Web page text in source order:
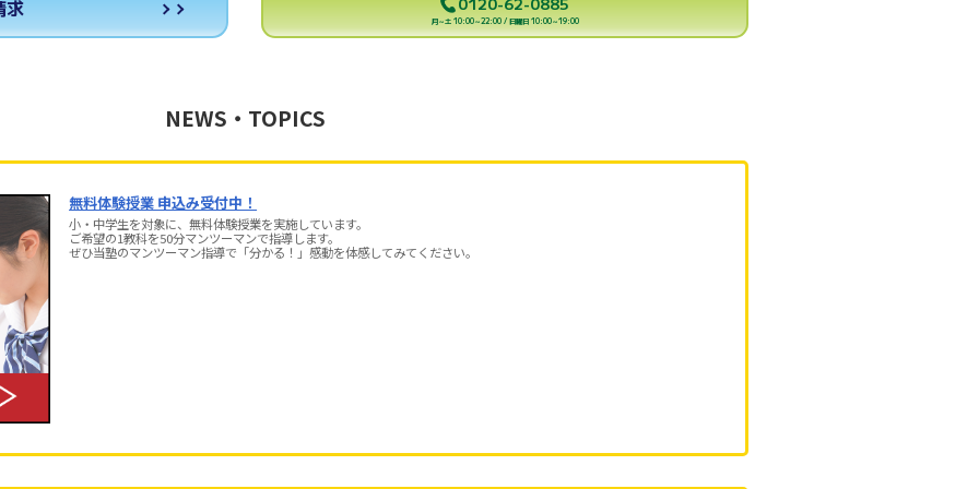
求 月～土 10:00～22:00 / 日曜日 10:00～19:00
NEWS・TOPICS
無料体験授業 申込み受付中！
小・中学生を対象に、無料体験授業を実施しています。
ご希望の1教科を50分マンツーマンで指導します。
ぜひ当塾のマンツーマン指導で「分かる！」感動を体感してみてください。